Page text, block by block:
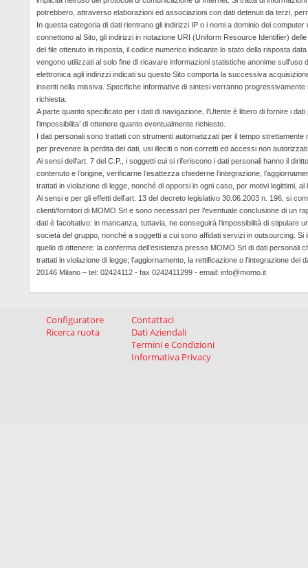
potrebbero, attraverso elaborazioni ed associazioni con dati detenuti da terzi,
In questa categoria di dati rientrano gli indirizzi IP o i nomi a dominio dei computer
connettono al Sito, gli indirizzi in notazione URI (Uniform Resource Identifier)
del file ottenuto in risposta, il codice numerico indicante lo stato della risposta
vengono utilizzati al solo fine di ricavare informazioni statistiche anonime
elettronica agli indirizzi indicati su questo Sito comporta la successiva
inseriti nella missiva. Specifiche informative di sintesi verranno
richiesta.
A parte quanto specificato per i dati di navigazione, l’Utente è libero di fornire i
l’impossibilita’ di ottenere quanto eventualmente richiesto.
I dati personali sono trattati con strumenti automatizzati per il tempo
per prevenire la perdita dei dati, usi illeciti o non corretti ed accessi non
Ai sensi dell’art. 7 del C.P., i soggetti cui si riferiscono i dati personali hanno il
contenuto e l’origine, verificarne l’esattezza chiederne l’integrazione,
trattati in violazione di legge, nonché di opporsi in ogni caso, per motivi legittimi,
Ai sensi e per gli effetti dell’art. 13 del decreto legislativo 30.06.2003 n. 196, si
clienti/fornitori di MOMO Srl e sono necessari per l’eventuale conclusione di un
dati è facoltativo: in mancanza, tuttavia, ne conseguirà l’impossibilità di
società del gruppo, nonché a soggetti a cui sono affidati servizi in outsourcing. Si
quello di ottenere: la conferma dell’esistenza presso MOMO Srl di dati
trattati in violazione di legge; l’aggiornamento, la rettificazione o l’integrazione
20146 Milano – tel : 02424112 - fax 0242411299 - email: info@momo.it
Configuratore
Ricerca ruota
Contattaci
Dati Aziendali
Termini e Condizioni
Informativa Privacy